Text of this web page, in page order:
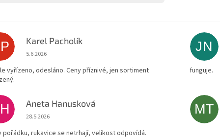
Karel Pacholík
Hodnocení obchodu je 4 z 5 hvězdiček.
5.6.2026
vyřízeno, odesláno. Ceny příznivé, jen sortiment
JN
funguje.
Aneta Hanusková
Hodnocení obchodu je 5 z 5 hvězdiček.
28.5.2026
pořádku, rukavice se netrhají, velikost odpovídá.
MT